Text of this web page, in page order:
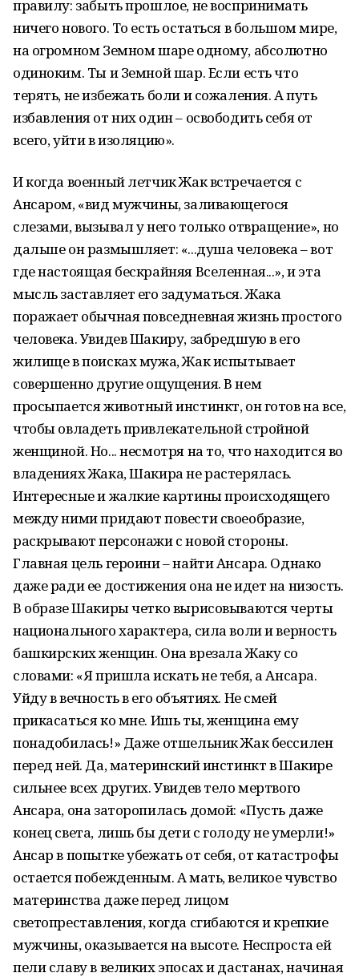
правилу: забыть прошлое, не воспринимать
ничего нового. То есть остаться в большом мире,
на огромном Земном шаре одному, абсолютно
одиноким. Ты и Земной шар. Если есть что
терять, не избежать боли и сожаления. А путь
избавления от них один – освободить себя от
всего, уйти в изоляцию».
И когда военный летчик Жак встречается с
Ансаром, «вид мужчины, заливающегося
слезами, вызывал у него только отвращение», но
дальше он размышляет: «...душа человека – вот
где настоящая бескрайняя Вселенная...», и эта
мысль заставляет его задуматься. Жака
поражает обычная повседневная жизнь простого
человека. Увидев Шакиру, забредшую в его
жилище в поисках мужа, Жак испытывает
совершенно другие ощущения. В нем
просыпается животный инстинкт, он готов на все,
чтобы овладеть привлекательной стройной
женщиной. Но... несмотря на то, что находится во
владениях Жака, Шакира не растерялась.
Интересные и жалкие картины происходящего
между ними придают повести своеобразие,
раскрывают персонажи с новой стороны.
Главная цель героини – найти Ансара. Однако
даже ради ее достижения она не идет на низость.
В образе Шакиры четко вырисовываются черты
национального характера, сила воли и верность
башкирских женщин. Она врезала Жаку со
словами: «Я пришла искать не тебя, а Ансара.
Уйду в вечность в его объятиях. Не смей
прикасаться ко мне. Ишь ты, женщина ему
понадобилась!» Даже отшельник Жак бессилен
перед ней. Да, материнский инстинкт в Шакире
сильнее всех других. Увидев тело мертвого
Ансара, она заторопилась домой: «Пусть даже
конец света, лишь бы дети с голоду не умерли!»
Ансар в попытке убежать от себя, от катастрофы
остается побежденным. А мать, великое чувство
материнства даже перед лицом
светопреставления, когда сгибаются и крепкие
мужчины, оказывается на высоте. Неспроста ей
пели славу в великих эпосах и дастанах, начиная